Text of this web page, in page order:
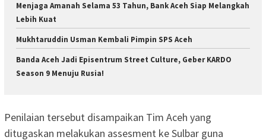
Menjaga Amanah Selama 53 Tahun, Bank Aceh Siap Melangkah
Lebih Kuat
Mukhtaruddin Usman Kembali Pimpin SPS Aceh
Banda Aceh Jadi Episentrum Street Culture, Geber KARDO
Season 9 Menuju Rusia!
Penilaian tersebut disampaikan Tim Aceh yang
ditugaskan melakukan assesment ke Sulbar guna